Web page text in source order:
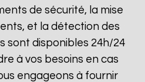
de sécurité, la mise
et la détection des
sont disponibles 24h/24
à vos besoins en cas
engageons à fournir